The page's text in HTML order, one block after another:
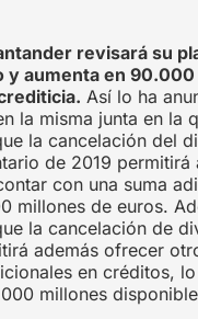
revisará su
y aumenta en 90.000
Así lo ha
la misma junta en la
la cancelación del
de 2019 permitirá
con una suma
millones de euros.
la cancelación de
además ofrecer
en créditos,
millones